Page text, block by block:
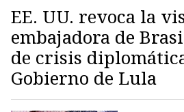
EE. UU. revoca la
embajadora de
de crisis
Gobierno de Lula